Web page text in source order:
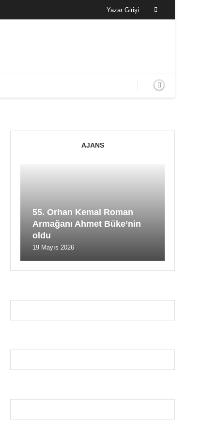
Yazar Girişi
AJANS
55. Orhan Kemal Roman
Armağanı Ahmet Büke’nin
oldu
19 Mayıs 2026